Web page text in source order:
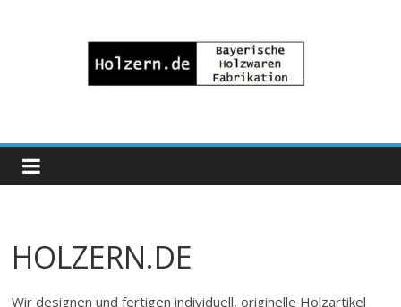
Bayrische
Holzwaren
Fabrikation
HOLZERN.DE
Wir designen und fertigen individuell, originelle Holzartikel